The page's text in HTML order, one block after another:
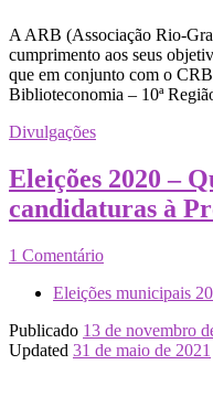
A ARB (Associação Rio-
cumprimento aos seus
que em conjunto com o
Biblioteconomia – 10ª
Divulgações
Eleições 2020 –
candidaturas à
1 Comentário
Eleições municipais
Publicado 13 de novembro
Updated 31 de maio de 2021